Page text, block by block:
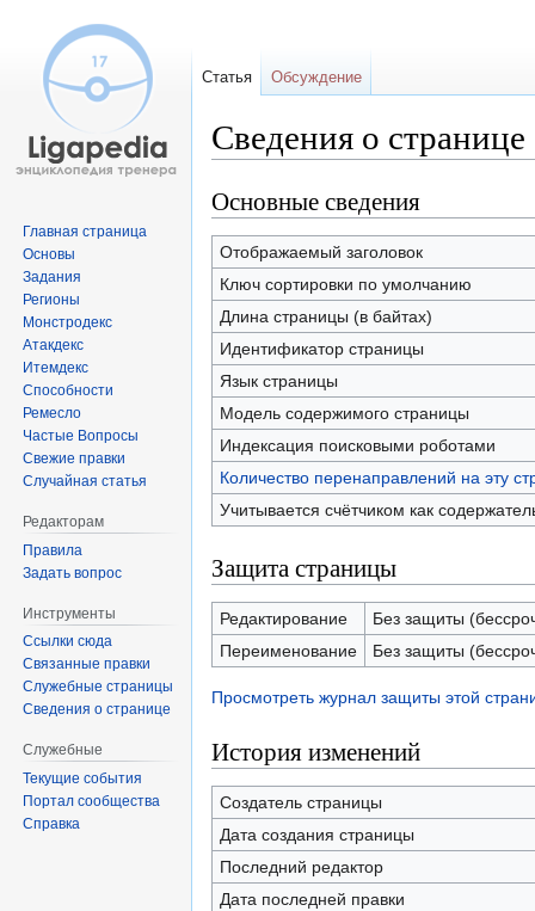
Сведения о
Перейти
к
навигации
Перейти
к
поиску
Основные сведения
Отображаемый заголовок
Ключ сортировки по умолчанию
Длина страницы (в байтах)
Идентификатор страницы
Язык страницы
Модель содержимого страницы
Индексация поисковыми роботами
Количество перенаправлений на эту
Учитывается счётчиком как
Защита страницы
Редактирование
Без защиты
Переименование
Без защиты
Просмотреть журнал защиты этой
История изменений
Создатель страницы
Дата создания страницы
Последний редактор
Дата последней правки
Статья Обсуждение
Главная страница
Основы
Задания
Регионы
Монстродекс
Атакдекс
Итемдекс
Способности
Ремесло
Частые Вопросы
Свежие правки
Случайная статья
Редакторам
Правила
Задать вопрос
Инструменты
Ссылки сюда
Связанные правки
Служебные страницы
Сведения о странице
Служебные
Текущие события
Портал сообщества
Справка